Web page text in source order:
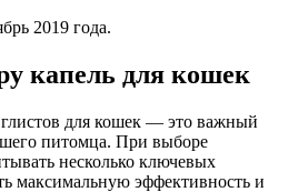
2019 года.
капель для кошек
для кошек — это важный
питомца. При выборе
несколько ключевых
максимальную эффективность и